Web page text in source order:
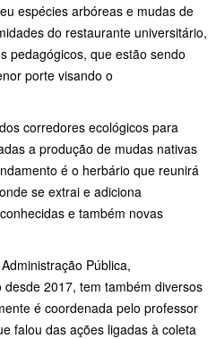
espécies arbóreas e mudas de
do restaurante universitário,
pedagógicos, que estão sendo
porte visando o
corredores ecológicos para
a produção de mudas nativas
é o herbário que reunirá
se extrai e adiciona
e também novas
Pública,
2017, tem também diversos
é coordenada pelo professor
falou das ações ligadas à coleta